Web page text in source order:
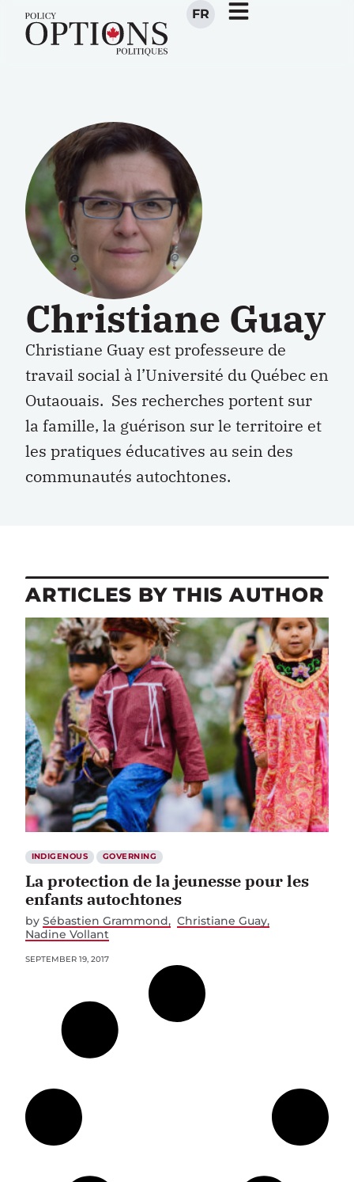
FR
Christiane Guay
Christiane Guay est professeure de
travail social à l’Université du Québec en
Outaouais. Ses recherches portent sur
la famille, la guérison sur le territoire et
les pratiques éducatives au sein des
communautés autochtones.
ARTICLES BY THIS AUTHOR
INDIGENOUS GOVERNING
La protection de la jeunesse pour les
enfants autochtones
by Sébastien Grammond
Christiane Guay
Nadine Vollant
SEPTEMBER 19, 2017